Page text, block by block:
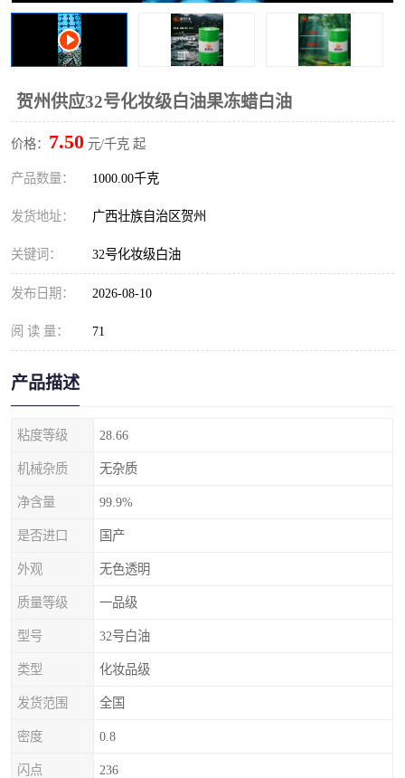
贺州供应32号化妆级白油果冻蜡白油
价格： 7.50 元/千克 起
产品数量： 1000.00千克
发货地址： 广西壮族自治区贺州
关键词： 32号化妆级白油
发布日期： 2026-08-10
阅 读 量： 71
产品描述
粘度等级 28.66
机械杂质 无杂质
净含量 99.9%
是否进口 国产
外观 无色透明
质量等级 一品级
型号 32号白油
类型 化妆品级
发货范围 全国
密度 0.8
闪点 236